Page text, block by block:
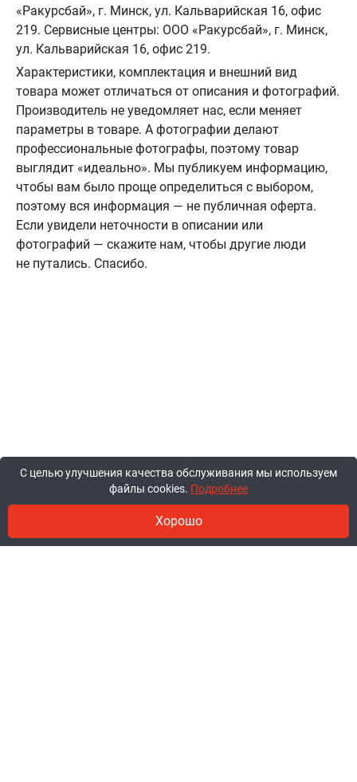
«Ракурсбай», г. Минск, ул. Кальварийская 16, офис
219. Сервисные центры: ООО «Ракурсбай», г. Минск,
ул. Кальварийская 16, офис 219.
Характеристики, комплектация и внешний вид
товара может отличаться от описания и фотографий.
Производитель не уведомляет нас, если меняет
параметры в товаре. А фотографии делают
профессиональные фотографы, поэтому товар
выглядит «идеально». Мы публикуем информацию,
чтобы вам было проще определиться с выбором,
поэтому вся информация — не публичная оферта.
Если увидели неточности в описании или
фотографий — скажите нам, чтобы другие люди
не путались. Спасибо.
С целью улучшения качества обслуживания мы используем
файлы cookies. Подробнее
Хорошо